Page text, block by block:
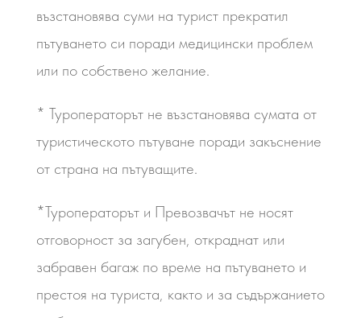
възстановява суми на турист прекратил
пътуването си поради медицински проблем
или по собствено желание.
* Туроператорът не възстановява сумата от
туристическото пътуване поради закъснение
от страна на пътуващите.
*Туроператорът и Превозвачът не носят
отговорност за загубен, откраднат или
забравен багаж по време на пътуването и
престоя на туриста, както и за съдържанието